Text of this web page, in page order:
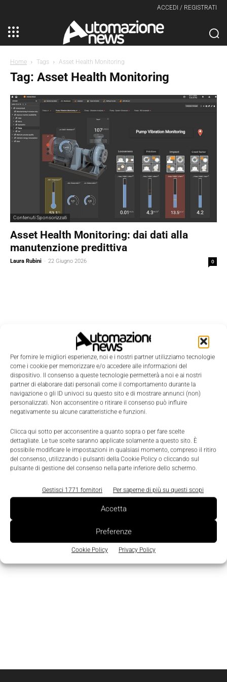
Per fornire le migliori esperienze, noi e i nostri partner utilizziamo tecnologie
come i cookie per memorizzare e/o accedere alle informazioni del
dispositivo. Il consenso a queste tecnologie permetterà a noi e ai nostri
partner di elaborare dati personali come il comportamento durante la
navigazione o gli ID univoci su questo sito e di mostrare annunci (non)
personalizzati. Non acconsentire o ritirare il consenso può influire
negativamente su alcune caratteristiche e funzioni.
Clicca qui sotto per acconsentire a quanto sopra o per fare scelte
dettagliate. Le tue scelte saranno applicate solamente a questo sito. È
possibile modificare le impostazioni in qualsiasi momento, compreso il ritiro
del consenso, utilizzando i pulsanti della Cookie Policy o cliccando sul
pulsante di gestione del consenso nella parte inferiore dello schermo.
Gestisci 1771 fornitori Per saperne di più su questi scopi
Accetta
Preferenze
Cookie Policy Privacy Policy
ACCEDI / REGISTRATI
Home Tags Asset Health Monitoring
Tag: Asset Health Monitoring
Contenuti Sponsorizzati
Asset Health Monitoring: dai dati alla
manutenzione predittiva
Laura Rubini - 22 Giugno 2026 0
Edicola